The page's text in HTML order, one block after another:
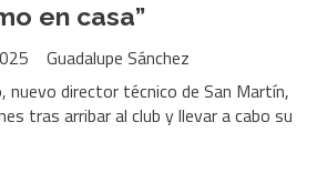
en casa”
Guadalupe Sánchez
nuevo director técnico de San Martín,
tras arribar al club y llevar a cabo su